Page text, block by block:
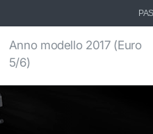
Anno modello 2017 (Euro
5/6)